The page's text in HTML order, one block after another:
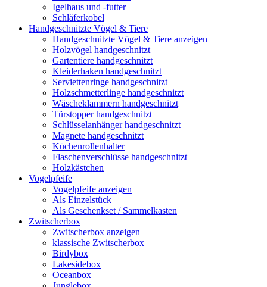
Igelhaus und -futter
Schläferkobel
Handgeschnitzte Vögel & Tiere
Handgeschnitzte Vögel & Tiere anzeigen
Holzvögel handgeschnitzt
Gartentiere handgeschnitzt
Kleiderhaken handgeschnitzt
Serviettenringe handgeschnitzt
Holzschmetterlinge handgeschnitzt
Wäscheklammern handgeschnitzt
Türstopper handgeschnitzt
Schlüsselanhänger handgeschnitzt
Magnete handgeschnitzt
Küchenrollenhalter
Flaschenverschlüsse handgeschnitzt
Holzkästchen
Vogelpfeife
Vogelpfeife anzeigen
Als Einzelstück
Als Geschenkset / Sammelkasten
Zwitscherbox
Zwitscherbox anzeigen
klassische Zwitscherbox
Birdybox
Lakesidebox
Oceanbox